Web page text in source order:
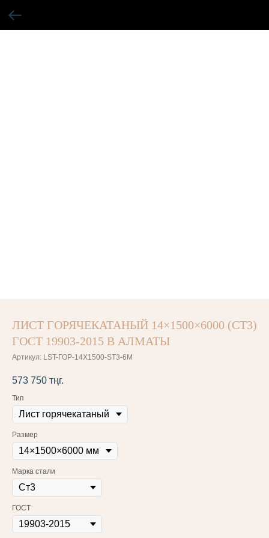
ЛИСТ ГОРЯЧЕКАТАНЫЙ 14×1500×6000 (СТ3)
ГОСТ 19903-2015 В АЛМАТЫ
Артикул: LST-ГОР-14X1500-ST3-6M
573 750 тңг.
Тип
Размер
Марка стали
ГОСТ